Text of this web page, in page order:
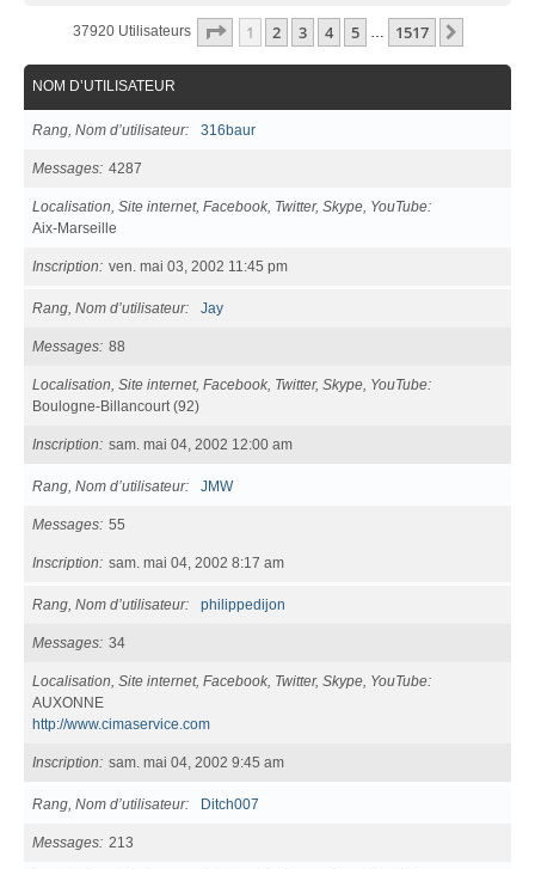
37920 Utilisateurs Page 1Sur1517
1 2 3 4 5 … 1517
NOM D’UTILISATEUR
Rang, Nom d’utilisateur 316baur
Messages 4287
Localisation, Site internet, Facebook, Twitter, Skype, YouTube
Aix-Marseille
Inscription ven. mai 03, 2002 11:45 pm
Rang, Nom d’utilisateur Jay
Messages 88
Localisation, Site internet, Facebook, Twitter, Skype, YouTube
Boulogne-Billancourt (92)
Inscription sam. mai 04, 2002 12:00 am
Rang, Nom d’utilisateur JMW
Messages 55
Inscription sam. mai 04, 2002 8:17 am
Rang, Nom d’utilisateur philippedijon
Messages 34
Localisation, Site internet, Facebook, Twitter, Skype, YouTube
AUXONNE
http://www.cimaservice.com
Inscription sam. mai 04, 2002 9:45 am
Rang, Nom d’utilisateur Ditch007
Messages 213